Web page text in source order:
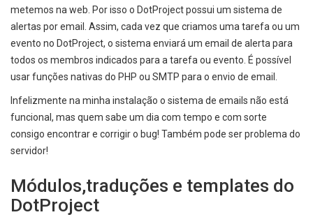
metemos na web. Por isso o DotProject possui um sistema de
alertas por email. Assim, cada vez que criamos uma tarefa ou um
evento no DotProject, o sistema enviará um email de alerta para
todos os membros indicados para a tarefa ou evento. É possível
usar funções nativas do PHP ou SMTP para o envio de email.
Infelizmente na minha instalação o sistema de emails não está
funcional, mas quem sabe um dia com tempo e com sorte
consigo encontrar e corrigir o bug! Também pode ser problema do
servidor!
Módulos,traduções e templates do
DotProject